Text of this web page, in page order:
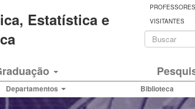
Estatística e
PROFESSORES
VISITANTES
busca
Departamentos Biblioteca